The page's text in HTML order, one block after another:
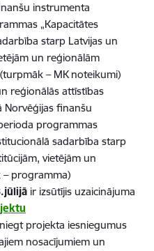
instrumenta
„Kapacitātes
starp Latvijas un
un reģionālām
– MK noteikumi)
reģionālās attīstības
Norvēģijas finanšu
programmas
sadarbība starp
vietējām un
– programma)
ir izsūtījis uzaicinājuma
projekta iesniegumus
nosacījumiem un